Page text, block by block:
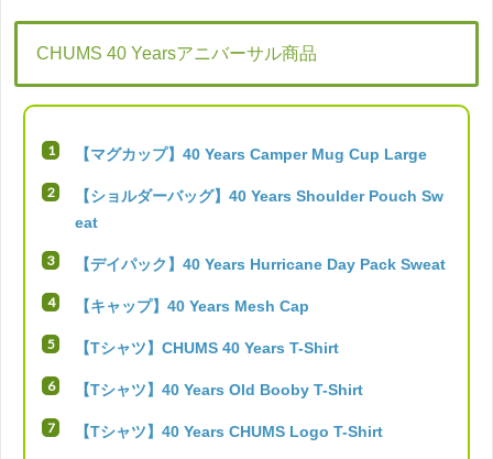
CHUMS 40 Yearsアニバーサル商品
【マグカップ】40 Years Camper Mug Cup Large
【ショルダーバッグ】40 Years Shoulder Pouch Sw
eat
【デイパック】40 Years Hurricane Day Pack Sweat
【キャップ】40 Years Mesh Cap
【Tシャツ】CHUMS 40 Years T-Shirt
【Tシャツ】40 Years Old Booby T-Shirt
【Tシャツ】40 Years CHUMS Logo T-Shirt